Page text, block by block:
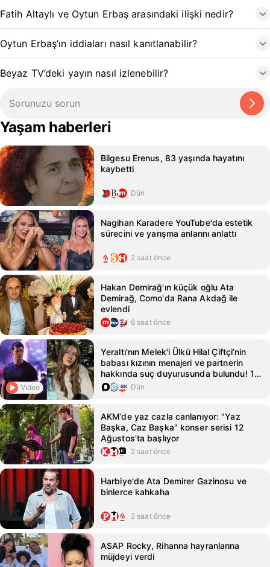
Fatih Altaylı ve Oytun Erbaş arasındaki ilişki nedir?
Oytun Erbaş’ın iddiaları nasıl kanıtlanabilir?
Beyaz TV’deki yayın nasıl izlenebilir?
Yaşam haberleri
Bilgesu Erenus, 83 yaşında hayatını
kaybetti
Dün
Nagihan Karadere YouTube'da estetik
sürecini ve yarışma anlarını anlattı
2 saat önce
Hakan Demirağ'ın küçük oğlu Ata
Demirağ, Como'da Rana Akdağ ile
evlendi
6 saat önce
Video
Yeraltı'nın Melek'i Ülkü Hilal Çiftçi’nin
babası kızının menajeri ve partnerin
hakkında suç duyurusunda bulundu! 10
yaş büyük isimle aşk yaşıyor - Magazin
Haberleri
Dün
AKM’de yaz cazla canlanıyor: "Yaz
Başka, Caz Başka" konser serisi 12
Ağustos'ta başlıyor
2 saat önce
Harbiye'de Ata Demirer Gazinosu ve
binlerce kahkaha
2 saat önce
ASAP Rocky, Rihanna hayranlarına
müjdeyi verdi